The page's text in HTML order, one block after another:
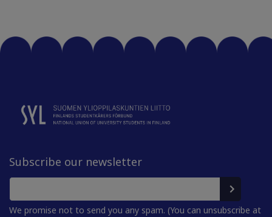
Subscribe our newsletter
We promise not to send you any spam. (You can unsubscribe at